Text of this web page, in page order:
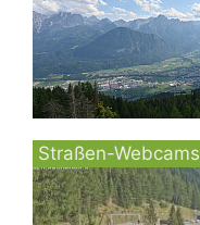
Straßen-Webcams